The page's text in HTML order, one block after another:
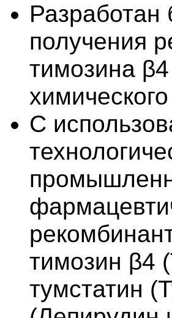
Разработан
получения
тимозина
С
тимозин β4
тумстатин